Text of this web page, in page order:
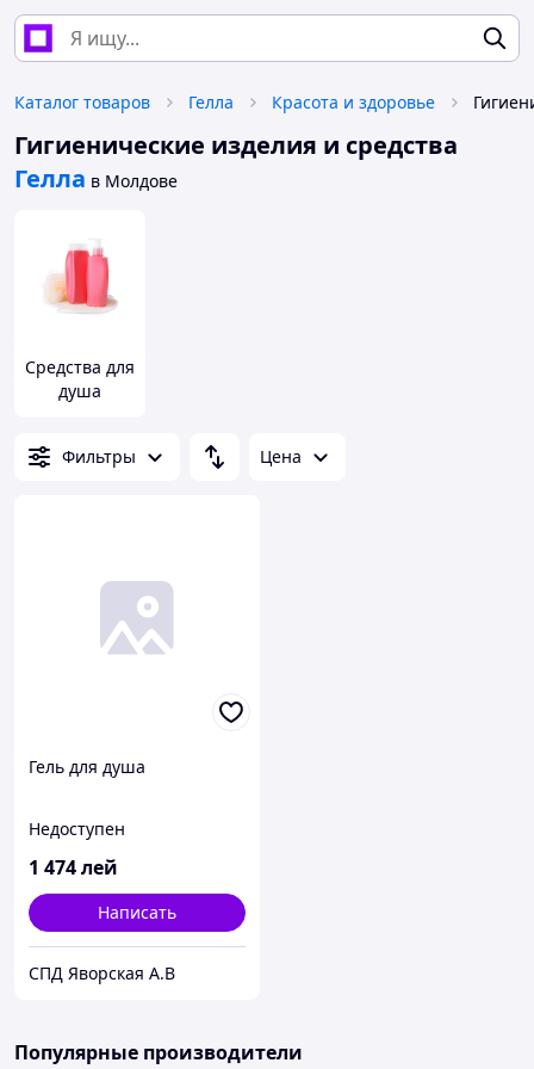
Каталог товаров Гелла Красота и здоровье
Гигиенические изделия и средства
Гелла в Молдове
Средства для
душа
Фильтры Цена
Гель для душа
Недоступен
1 474лей
Написать
СПД Яворская А.В
Популярные производители